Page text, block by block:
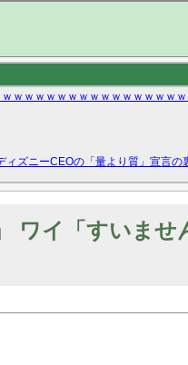
ｗｗｗｗｗｗｗｗｗｗｗｗｗｗｗ
ズニーCEOの「量より質」宣言
が1位に
ワイ「すいま